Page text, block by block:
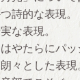
詩的な表現。
な表現。
やたらにパッ
々とした表現。